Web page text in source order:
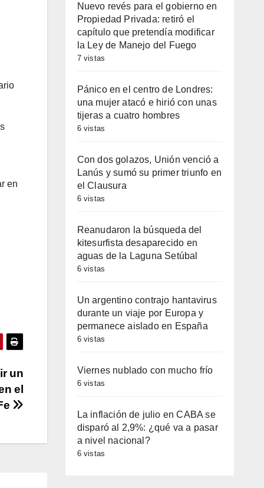
en
un
el
Nuevo revés para el gobierno en
Propiedad Privada: retiró el
capítulo que pretendía modificar
la Ley de Manejo del Fuego
7 vistas
Pánico en el centro de Londres:
una mujer atacó e hirió con unas
tijeras a cuatro hombres
6 vistas
Con dos golazos, Unión venció a
Lanús y sumó su primer triunfo en
el Clausura
6 vistas
Reanudaron la búsqueda del
kitesurfista desaparecido en
aguas de la Laguna Setúbal
6 vistas
Un argentino contrajo hantavirus
durante un viaje por Europa y
permanece aislado en España
6 vistas
Viernes nublado con mucho frío
6 vistas
La inflación de julio en CABA se
disparó al 2,9%: ¿qué va a pasar
a nivel nacional?
6 vistas